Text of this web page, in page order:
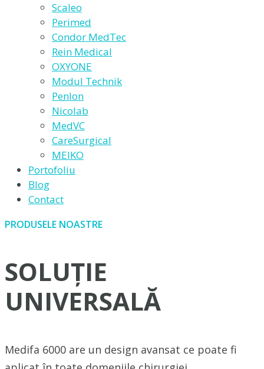
Scaleo
Perimed
Condor MedTec
Rein Medical
OXYONE
Modul Technik
Penlon
Nicolab
MedVC
CareSurgical
MEIKO
Portofoliu
Blog
Contact
PRODUSELE NOASTRE
SOLUȚIE
UNIVERSALĂ
Medifa 6000 are un design avansat ce poate fi